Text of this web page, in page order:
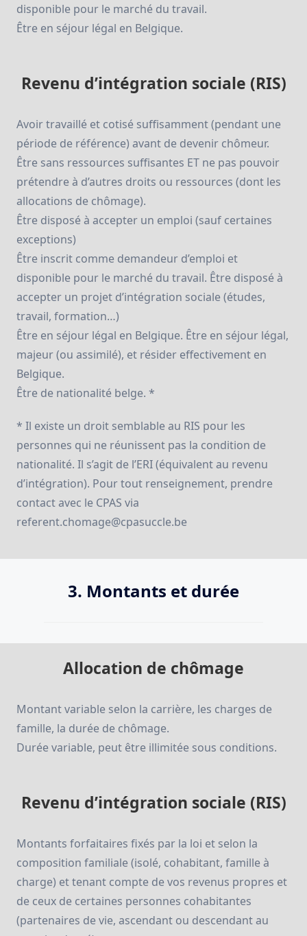
disponible pour le marché du travail.
Être en séjour légal en Belgique.
Revenu d’intégration sociale (RIS)
Avoir travaillé et cotisé suffisamment (pendant une
période de référence) avant de devenir chômeur.
Être sans ressources suffisantes ET ne pas pouvoir
prétendre à d’autres droits ou ressources (dont les
allocations de chômage).
Être disposé à accepter un emploi (sauf certaines
exceptions)
Être inscrit comme demandeur d’emploi et
disponible pour le marché du travail. Être disposé à
accepter un projet d’intégration sociale (études,
travail, formation…)
Être en séjour légal en Belgique. Être en séjour légal,
majeur (ou assimilé), et résider effectivement en
Belgique.
Être de nationalité belge. *
* Il existe un droit semblable au RIS pour les
personnes qui ne réunissent pas la condition de
nationalité. Il s’agit de l’ERI (équivalent au revenu
d’intégration). Pour tout renseignement, prendre
contact avec le CPAS via
referent.chomage@cpasuccle.be
3. Montants et durée
Allocation de chômage
Montant variable selon la carrière, les charges de
famille, la durée de chômage.
Durée variable, peut être illimitée sous conditions.
Revenu d’intégration sociale (RIS)
Montants forfaitaires fixés par la loi et selon la
composition familiale (isolé, cohabitant, famille à
charge) et tenant compte de vos revenus propres et
de ceux de certaines personnes cohabitantes
(partenaires de vie, ascendant ou descendant au